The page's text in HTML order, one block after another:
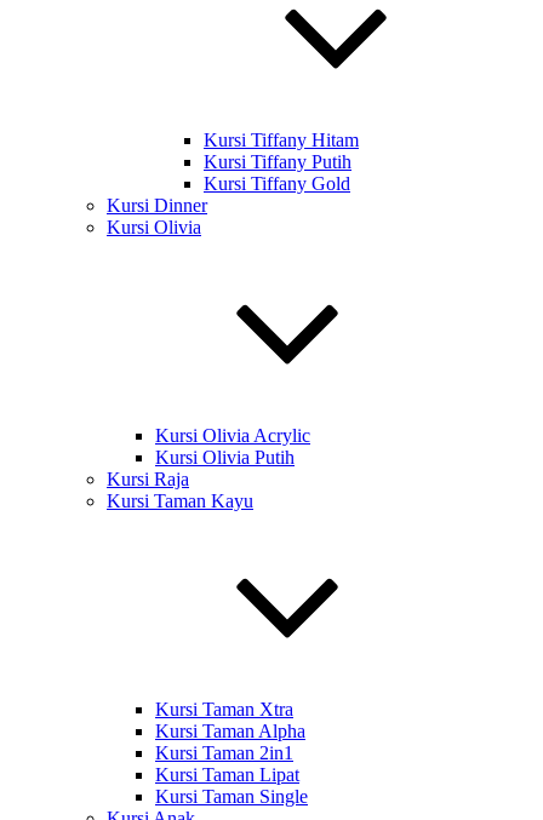
Kursi Tiffany Hitam
Kursi Tiffany Putih
Kursi Tiffany Gold
Kursi Dinner
Kursi Olivia
Kursi Olivia Acrylic
Kursi Olivia Putih
Kursi Raja
Kursi Taman Kayu
Kursi Taman Xtra
Kursi Taman Alpha
Kursi Taman 2in1
Kursi Taman Lipat
Kursi Taman Single